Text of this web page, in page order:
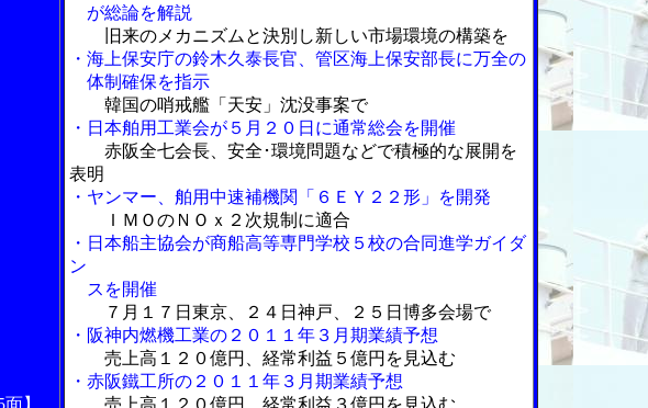
】
が総論を解説
旧来のメカニズムと決別し新しい市場環境の構築を
・海上保安庁の鈴木久泰長官、管区海上保安部長に万全の
体制確保を指示
韓国の哨戒艦「天安」沈没事案で
・日本舶用工業会が５月２０日に通常総会を開催
赤阪全七会長、安全･環境問題などで積極的な展開を
表明
・ヤンマー、舶用中速補機関「６ＥＹ２２形」を開発
ＩＭＯのＮＯｘ２次規制に適合
・日本船主協会が商船高等専門学校５校の合同進学ガイダ
ン
スを開催
７月１７日東京、２４日神戸、２５日博多会場で
・阪神内燃機工業の２０１１年３月期業績予想
売上高１２０億円、経常利益５億円を見込む
・赤阪鐵工所の２０１１年３月期業績予想
売上高１２０億円、経常利益３億円を見込む